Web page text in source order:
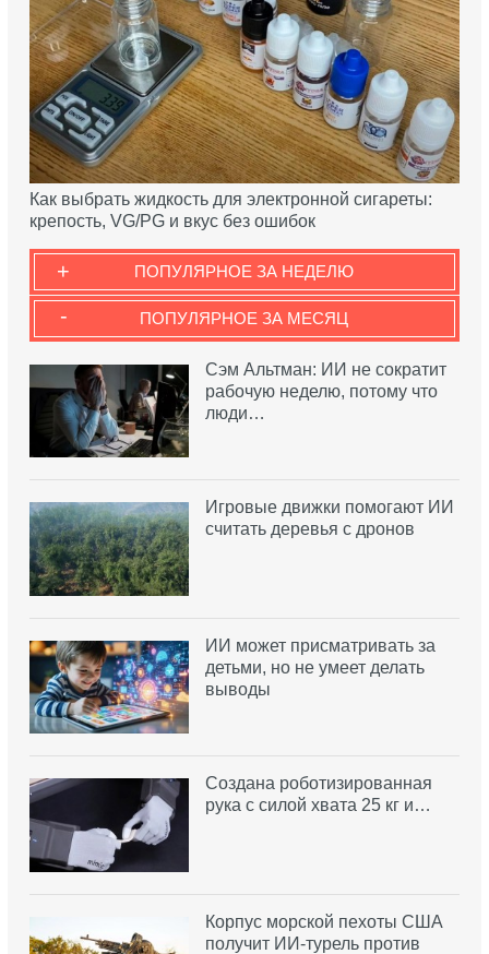
Как выбрать жидкость для электронной сигареты:
крепость, VG/PG и вкус без ошибок
ПОПУЛЯРНОЕ ЗА НЕДЕЛЮ
+
ПОПУЛЯРНОЕ ЗА МЕСЯЦ
-
Сэм Альтман: ИИ не сократит
рабочую неделю, потому что
люди…
Игровые движки помогают ИИ
считать деревья с дронов
ИИ может присматривать за
детьми, но не умеет делать
выводы
Создана роботизированная
рука с силой хвата 25 кг и…
Корпус морской пехоты США
получит ИИ-турель против